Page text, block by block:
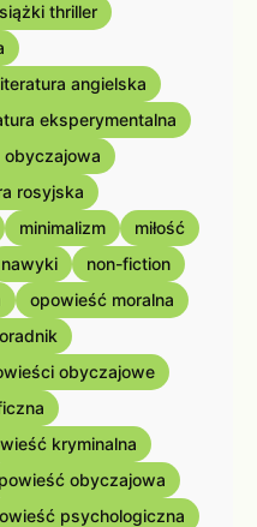
thriller
angielska
eksperymentalna
obyczajowa
rosyjska
minimalizm
miłość
nawyki
non-fiction
opowieść moralna
obyczajowe
kryminalna
powieść obyczajowa
psychologiczna